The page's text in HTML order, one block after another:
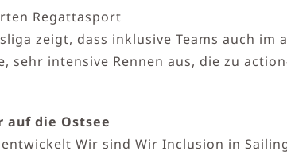
Regattasport
zeigt, dass inklusive Teams auch
sehr intensive Rennen aus, die zu
die Ostsee
Wir sind Wir Inclusion in